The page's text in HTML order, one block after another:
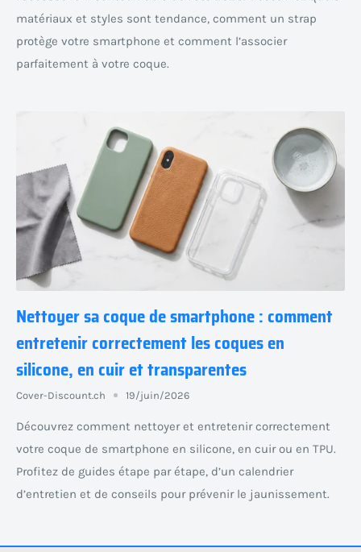
matériaux et styles sont tendance, comment un strap
protège votre smartphone et comment l’associer
parfaitement à votre coque.
Nettoyer sa coque de smartphone : comment
entretenir correctement les coques en
silicone, en cuir et transparentes
Cover-Discount.ch 19/juin/2026
Découvrez comment nettoyer et entretenir correctement
votre coque de smartphone en silicone, en cuir ou en TPU.
Profitez de guides étape par étape, d’un calendrier
d’entretien et de conseils pour prévenir le jaunissement.